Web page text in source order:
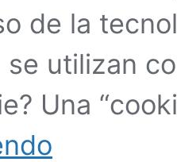
de la
utilizan
Una